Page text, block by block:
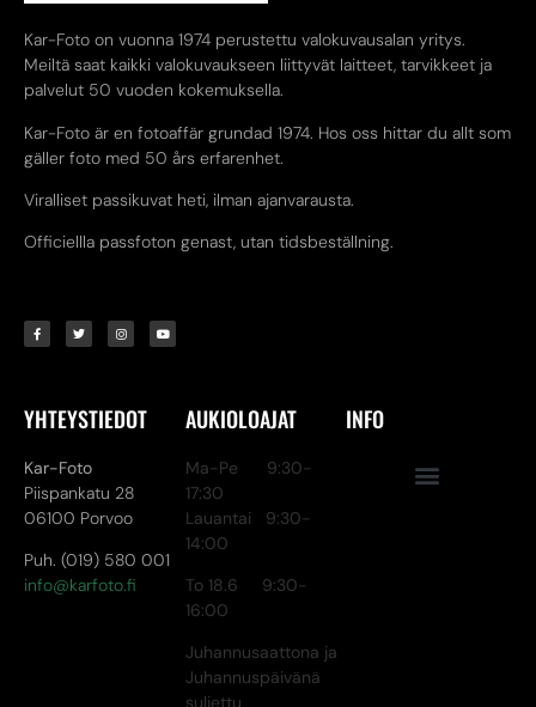
Kar-Foto on vuonna 1974 perustettu valokuvausalan yritys.
Meiltä saat kaikki valokuvaukseen liittyvät laitteet, tarvikkeet ja
palvelut 50 vuoden kokemuksella.
Kar-Foto är en fotoaffär grundad 1974. Hos oss hittar du allt som
gäller foto med 50 års erfarenhet.
Viralliset passikuvat heti, ilman ajanvarausta.
Officiellla passfoton genast, utan tidsbeställning.
YHTEYSTIEDOT
Kar-Foto
Piispankatu 28
06100 Porvoo
Puh. (019) 580 001
info@karfoto.fi
AUKIOLOAJAT
Ma-Pe 9:30-
17:30
Lauantai 9:30-
14:00
To 18.6 9:30-
16:00
Juhannusaattona ja
Juhannuspäivänä
INFO